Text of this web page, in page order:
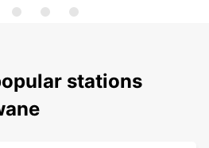
stations